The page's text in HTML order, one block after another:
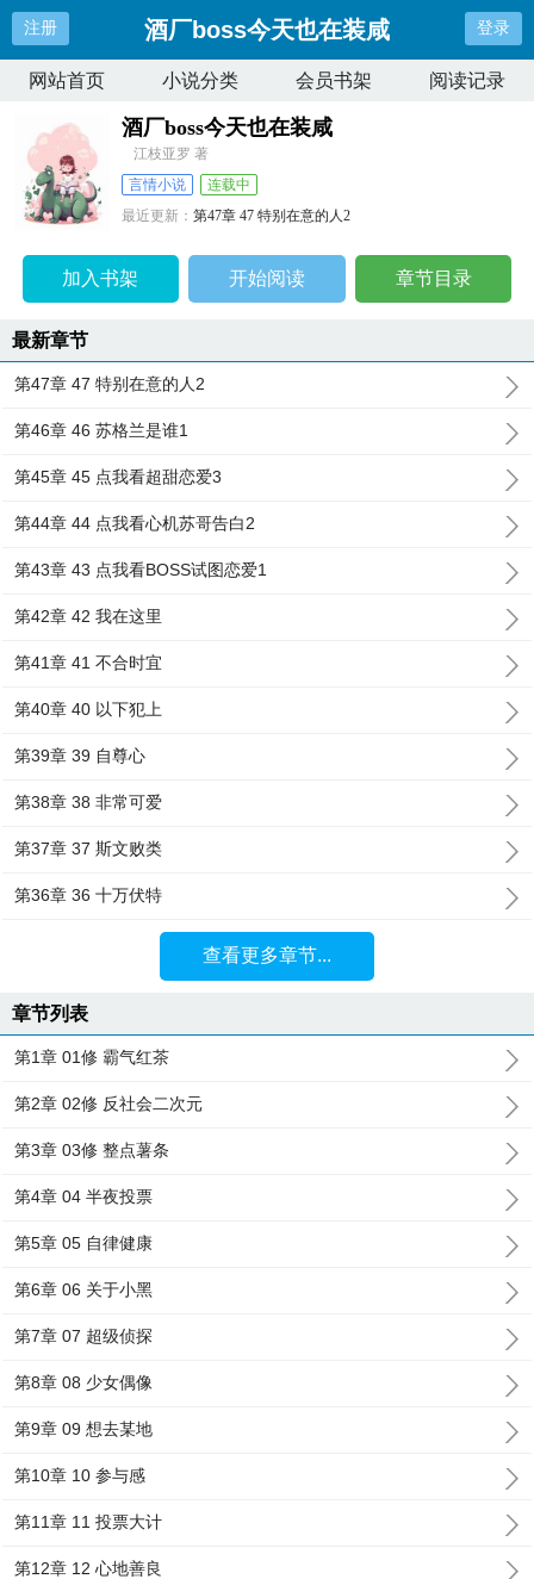
注册 酒厂boss今天也在装咸 登录
网站首页 小说分类 会员书架 阅读记录
酒厂boss今天也在装咸
江枝亚罗 著
言情小说
连载中
最近更新：第47章 47 特别在意的人2
加入书架 开始阅读 章节目录
最新章节
第47章 47 特别在意的人2
第46章 46 苏格兰是谁1
第45章 45 点我看超甜恋爱3
第44章 44 点我看心机苏哥告白2
第43章 43 点我看BOSS试图恋爱1
第42章 42 我在这里
第41章 41 不合时宜
第40章 40 以下犯上
第39章 39 自尊心
第38章 38 非常可爱
第37章 37 斯文败类
第36章 36 十万伏特
查看更多章节...
章节列表
第1章 01修 霸气红茶
第2章 02修 反社会二次元
第3章 03修 整点薯条
第4章 04 半夜投票
第5章 05 自律健康
第6章 06 关于小黑
第7章 07 超级侦探
第8章 08 少女偶像
第9章 09 想去某地
第10章 10 参与感
第11章 11 投票大计
第12章 12 心地善良